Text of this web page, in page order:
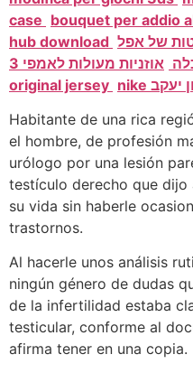
case bouquet per addio
hub download
original jersey
Habitante de una rica
el hombre, de profesión
urólogo por una lesión
testículo derecho que
su vida sin haberle
trastornos.
Al hacerle unos análisis
ningún género de dudas
de la infertilidad estaba
testicular, conforme al
afirma tener en una copia.